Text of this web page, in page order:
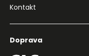
Kontakt
Doprava